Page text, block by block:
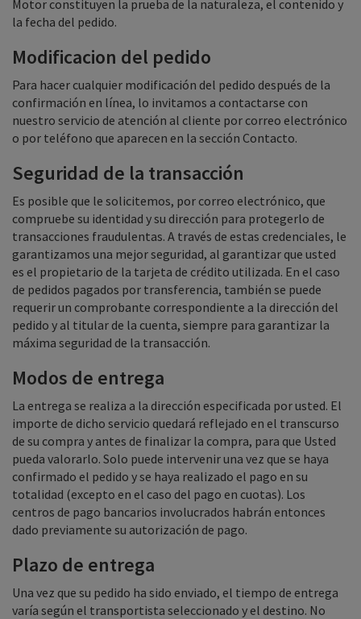
Motor constituyen la prueba de la naturaleza, el contenido y
la fecha del pedido.
Modificacion del pedido
Para hacer cualquier modificación del pedido después de la
confirmación en línea, lo invitamos a contactarse con
nuestro servicio de atención al cliente por correo electrónico
o por teléfono que aparecen en la sección Contacto.
Seguridad de la transacción
Es posible que le solicitemos, por correo electrónico, que
compruebe su identidad y su dirección para protegerlo de
transacciones fraudulentas. A través de estas credenciales, le
garantizamos una mejor seguridad, al garantizar que usted
es el propietario de la tarjeta de crédito utilizada. En el caso
de pedidos pagados por transferencia, también se puede
requerir un comprobante correspondiente a la dirección del
pedido y al titular de la cuenta, siempre para garantizar la
máxima seguridad de la transacción.
Modos de entrega
La entrega se realiza a la dirección especificada por usted. El
importe de dicho servicio quedará reflejado en el transcurso
de su compra y antes de finalizar la compra, para que Usted
pueda valorarlo. Solo puede intervenir una vez que se haya
confirmado el pedido y se haya realizado el pago en su
totalidad (excepto en el caso del pago en cuotas). Los
centros de pago bancarios involucrados habrán entonces
dado previamente su autorización de pago.
Plazo de entrega
Una vez que su pedido ha sido enviado, el tiempo de entrega
varía según el transportista seleccionado y el destino. No